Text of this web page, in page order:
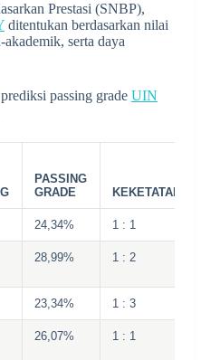
Prestasi (SNBP),
ditentukan berdasarkan nilai
serta daya
passing grade UIN
PASSING
GRADE
KEKETATAN
24,34% 1 : 1
28,99% 1 : 2
23,34% 1 : 3
26,07% 1 : 1